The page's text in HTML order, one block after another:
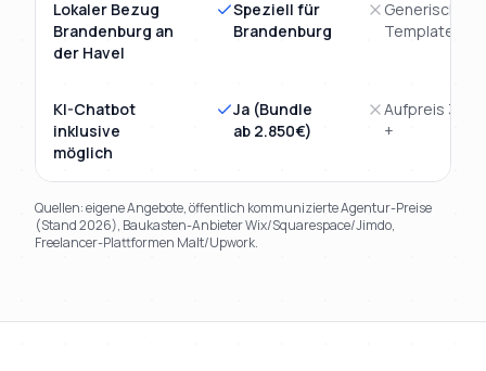
Lokaler Bezug
Brandenburg an
der Havel
Speziell für
Brandenburg
Generisches
Template
KI-Chatbot
inklusive
möglich
Ja (Bundle
ab 2.850€)
Aufpreis
+
Quellen: eigene Angebote, öffentlich kommunizierte Agentur-Preise
(Stand 2026), Baukasten-Anbieter Wix/Squarespace/Jimdo,
Freelancer-Plattformen Malt/Upwork.